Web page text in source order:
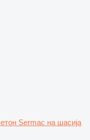
Sermac на шасија